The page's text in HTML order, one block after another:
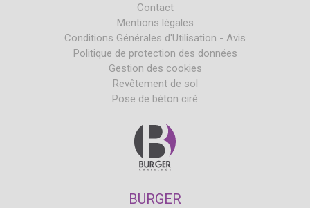
Contact
Mentions légales
Conditions Générales d'Utilisation - Avis
Politique de protection des données
Gestion des cookies
Revêtement de sol
Pose de béton ciré
BURGER